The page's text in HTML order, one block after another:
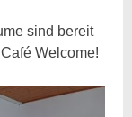
sind bereit
Welcome!